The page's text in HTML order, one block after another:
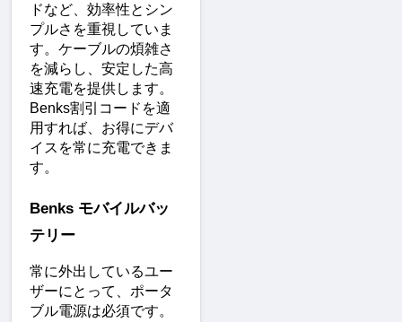
ドなど、効率性とシン
プルさを重視していま
す。ケーブルの煩雑さ
を減らし、安定した高
速充電を提供します。
Benks割引コードを適
用すれば、お得にデバ
イスを常に充電できま
す。
Benks モバイルバッ
テリー
常に外出しているユー
ザーにとって、ポータ
ブル電源は必須です。